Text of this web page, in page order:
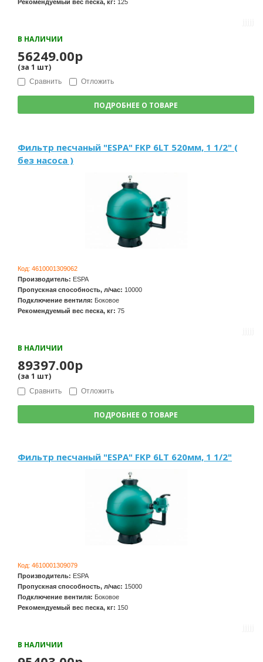
Рекомендуемый вес песка, кг: 125
В НАЛИЧИИ
56249.00р
(за 1 шт)
Сравнить Отложить
ПОДРОБНЕЕ О ТОВАРЕ
Фильтр песчаный "ESPA" FKP 6LT 520мм, 1 1/2" (
без насоса )
Код: 4610001309062
Производитель: ESPA
Пропускная способность, л/час: 10000
Подключение вентиля: Боковое
Рекомендуемый вес песка, кг: 75
В НАЛИЧИИ
89397.00р
(за 1 шт)
Сравнить Отложить
ПОДРОБНЕЕ О ТОВАРЕ
Фильтр песчаный "ESPA" FKP 6LT 620мм, 1 1/2"
Код: 4610001309079
Производитель: ESPA
Пропускная способность, л/час: 15000
Подключение вентиля: Боковое
Рекомендуемый вес песка, кг: 150
В НАЛИЧИИ